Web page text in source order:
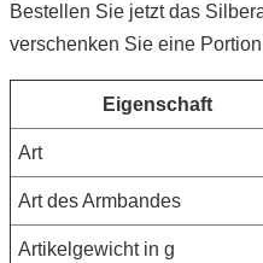
Bestellen Sie jetzt das
verschenken Sie eine
Eigenschaft
Art
Art des Armbandes
Artikelgewicht in g